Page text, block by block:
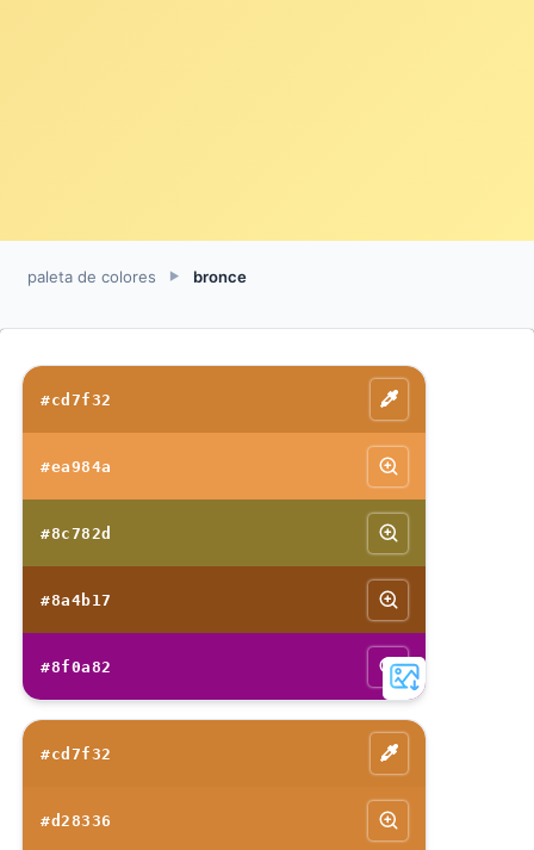
paleta de colores ► bronce
#cd7f32
#ea984a
#8c782d
#8a4b17
#8f0a82
#cd7f32
#d28336